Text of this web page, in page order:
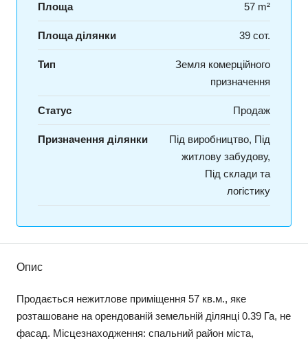
Площа 57 m²
Площа ділянки 39 сот.
Тип
Земля комерційного
призначення
Статус Продаж
Призначення ділянки
Під виробництво, Під
житлову забудову,
Під склади та
логістику
Опис
Продається нежитлове приміщення 57 кв.м., яке
розташоване на орендованій земельній ділянці 0.39 Га, не
фасад. Місцезнаходження: спальний район міста,